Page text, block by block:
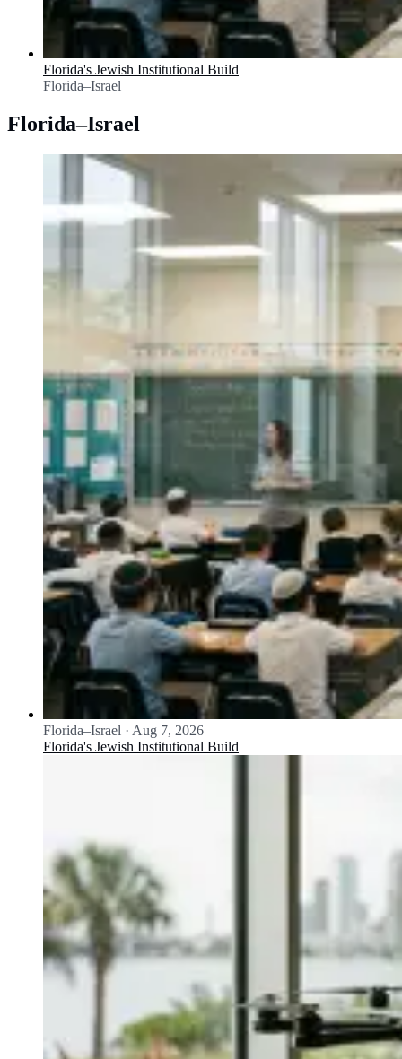
Florida's Jewish Institutional Build
Florida–Israel
Florida–Israel
Florida–Israel · Aug 7, 2026
Florida's Jewish Institutional Build